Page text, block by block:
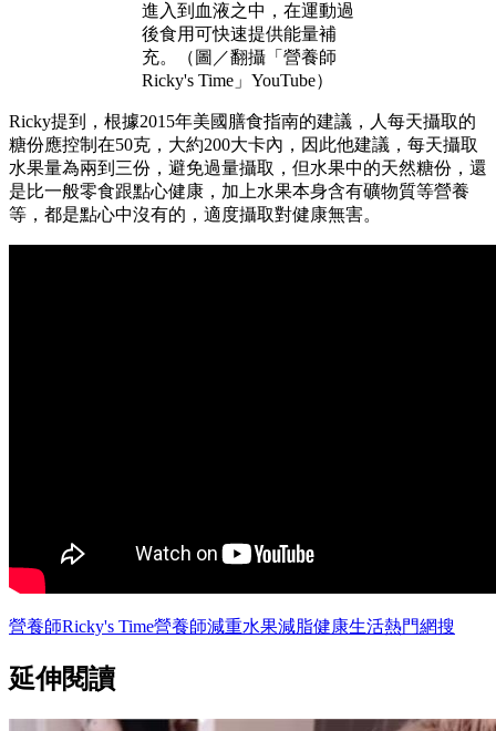
進入到血液之中，在運動過
後食用可快速提供能量補
充。（圖／翻攝「營養師
Ricky's Time」YouTube）
Ricky提到，根據2015年美國膳食指南的建議，人每天攝取的
糖份應控制在50克，大約200大卡內，因此他建議，每天攝取
水果量為兩到三份，避免過量攝取，但水果中的天然糖份，還
是比一般零食跟點心健康，加上水果本身含有礦物質等營養
等，都是點心中沒有的，適度攝取對健康無害。
營養師Ricky's Time營養師減重水果減脂健康生活熱門網搜
延伸閱讀